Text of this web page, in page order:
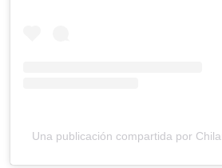
Una publicación compartida por